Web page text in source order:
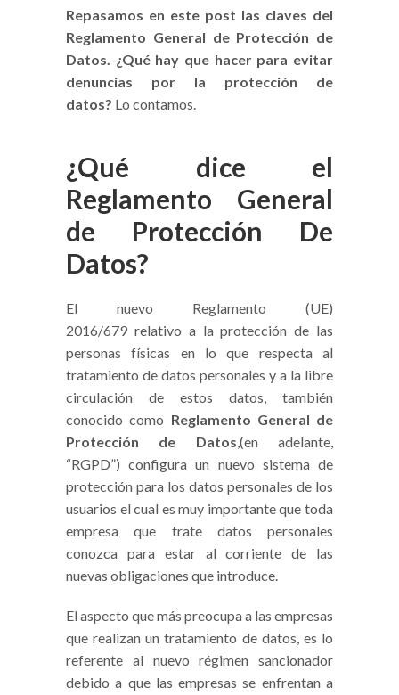
Repasamos en este post las claves del
Reglamento General de Protección de
Datos. ¿Qué hay que hacer para evitar
denuncias por la protección de
datos? Lo contamos.
¿Qué dice el
Reglamento General
de Protección De
Datos?
El nuevo Reglamento (UE)
2016/679 relativo a la protección de las
personas físicas en lo que respecta al
tratamiento de datos personales y a la libre
circulación de estos datos, también
conocido como Reglamento General de
Protección de Datos,(en adelante,
“RGPD”) configura un nuevo sistema de
protección para los datos personales de los
usuarios el cual es muy importante que toda
empresa que trate datos personales
conozca para estar al corriente de las
nuevas obligaciones que introduce.
El aspecto que más preocupa a las empresas
que realizan un tratamiento de datos, es lo
referente al nuevo régimen sancionador
debido a que las empresas se enfrentan a